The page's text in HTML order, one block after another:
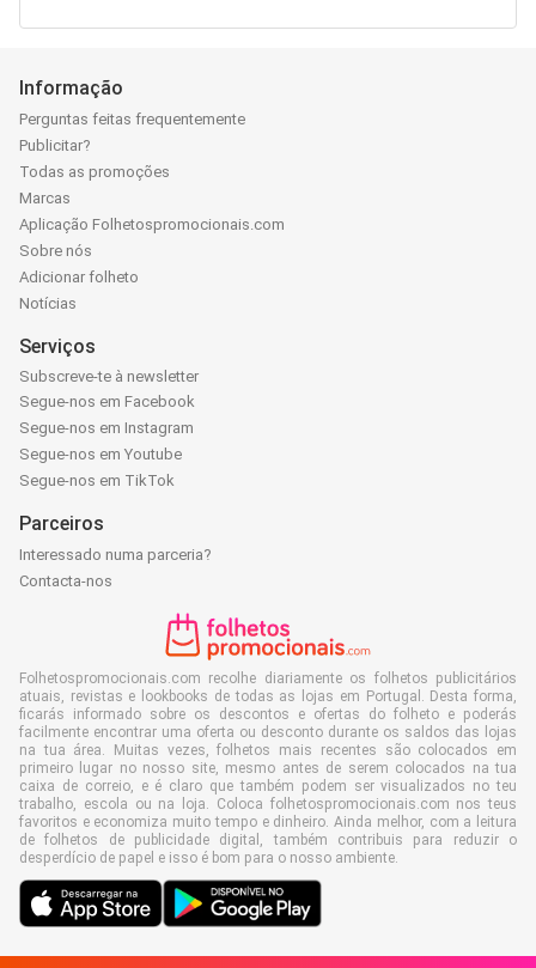
Informação
Perguntas feitas frequentemente
Publicitar?
Todas as promoções
Marcas
Aplicação Folhetospromocionais.com
Sobre nós
Adicionar folheto
Notícias
Serviços
Subscreve-te à newsletter
Segue-nos em Facebook
Segue-nos em Instagram
Segue-nos em Youtube
Segue-nos em TikTok
Parceiros
Interessado numa parceria?
Contacta-nos
Folhetospromocionais.com recolhe diariamente os folhetos publicitários
atuais, revistas e lookbooks de todas as lojas em Portugal. Desta forma,
ficarás informado sobre os descontos e ofertas do folheto e poderás
facilmente encontrar uma oferta ou desconto durante os saldos das lojas
na tua área. Muitas vezes, folhetos mais recentes são colocados em
primeiro lugar no nosso site, mesmo antes de serem colocados na tua
caixa de correio, e é claro que também podem ser visualizados no teu
trabalho, escola ou na loja. Coloca folhetospromocionais.com nos teus
favoritos e economiza muito tempo e dinheiro. Ainda melhor, com a leitura
de folhetos de publicidade digital, também contribuis para reduzir o
desperdício de papel e isso é bom para o nosso ambiente.